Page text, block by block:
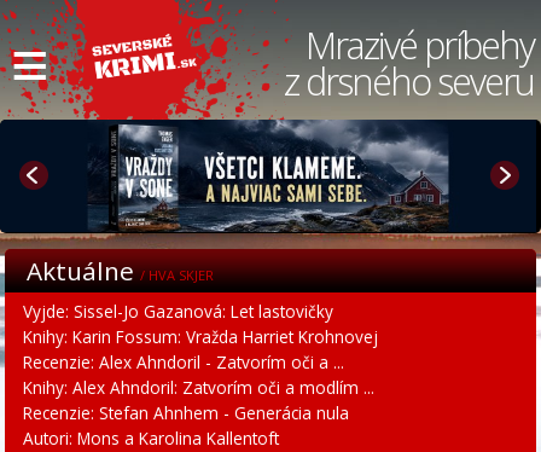
≡ Mrazivé príbehy
z drsného severu
Aktuálne/ HVA SKJER
Vyjde: Sissel-Jo Gazanová: Let lastovičky
Knihy: Karin Fossum: Vražda Harriet Krohnovej
Recenzie: Alex Ahndoril - Zatvorím oči a ...
Knihy: Alex Ahndoril: Zatvorím oči a modlím ...
Recenzie: Stefan Ahnhem - Generácia nula
Autori: Mons a Karolina Kallentoft